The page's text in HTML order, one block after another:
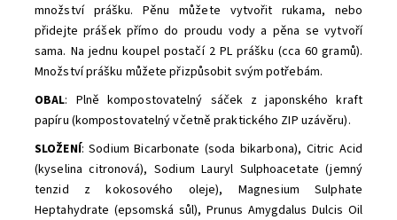
množství prášku. Pěnu můžete vytvořit rukama, nebo
přidejte prášek přímo do proudu vody a pěna se vytvoří
sama. Na jednu koupel postačí 2 PL prášku (cca 60 gramů).
Množství prášku můžete přizpůsobit svým potřebám.
OBAL: Plně kompostovatelný sáček z japonského kraft
papíru (kompostovatelný včetně praktického ZIP uzávěru).
SLOŽENÍ: Sodium Bicarbonate (soda bikarbona), Citric Acid
(kyselina citronová), Sodium Lauryl Sulphoacetate (jemný
tenzid z kokosového oleje), Magnesium Sulphate
Heptahydrate (epsomská sůl), Prunus Amygdalus Dulcis Oil